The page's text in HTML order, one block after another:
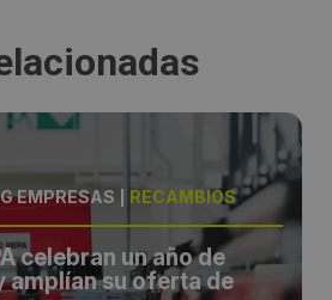
EMPRESAS RECAMBIOS
celebran un año de
amplían su oferta de